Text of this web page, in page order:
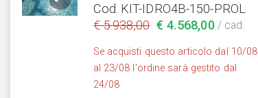
Cod. KIT-IDRO4B-150-PROL
€ 5.938,00 € 4.568,00/ cad.
Se acquisti questo articolo dal 10/08
al 23/08 l'ordine sarà gestito dal
24/08